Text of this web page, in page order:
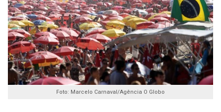
Foto: Marcelo Carnaval/Agência O Globo